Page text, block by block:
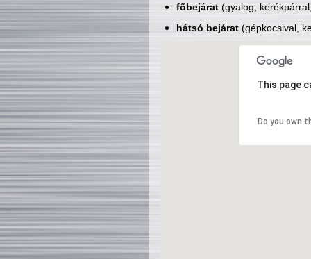
főbejárat(gyalog,
hátsó bejárat(gépkocsival,
This page
Do you own